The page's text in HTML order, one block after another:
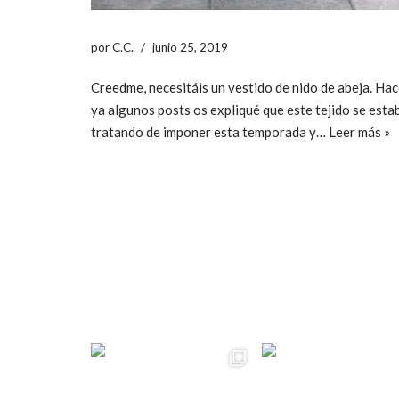
porC.C. junio 25, 2019
Creedme, necesitáis un vestido de nido de abeja.
ya algunos posts os expliqué que este tejido se
tratando de imponer esta temporada y… Leer más »